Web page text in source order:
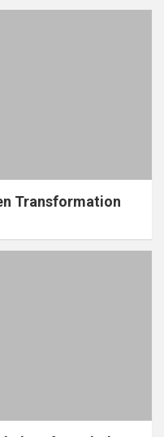
Transformation